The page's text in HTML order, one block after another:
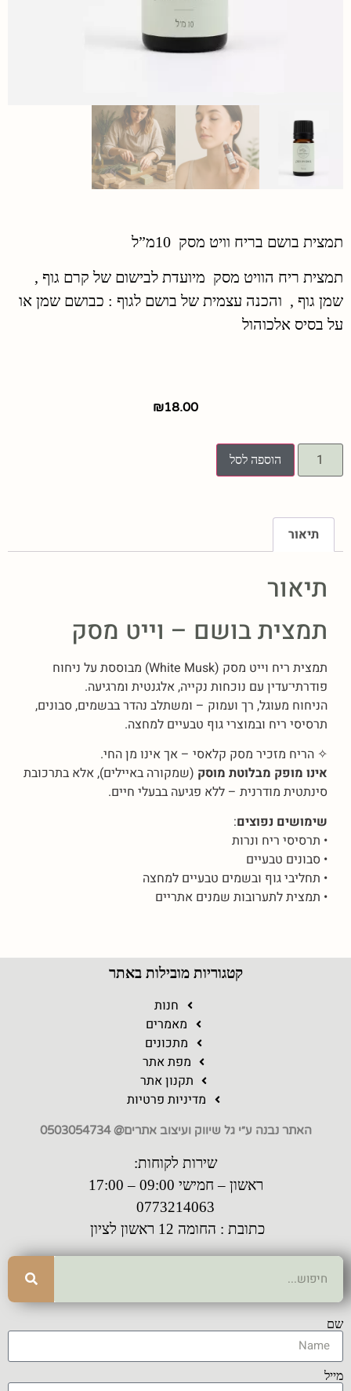
תמצית בושם בריח וויט מסק 10מ”ל
תמצית ריח הוויט מסק מיועדת לבישום של קרם גוף ,
שמן גוף , והכנה עצמית של בושם לגוף : כבושם שמן או
על בסיס אלכוהול
₪18.00
הוספה לסל
תיאור
תיאור
תמצית בושם – וייט מסק
תמצית ריח וייט מסק (White Musk) מבוססת על ניחוח
פודרתי־עדין עם נוכחות נקייה, אלגנטית ומרגיעה.
הניחוח מעוגל, רך ועמוק – ומשתלב נהדר בבשמים, סבונים,
תרסיסי ריח ובמוצרי גוף טבעיים למחצה.
✧ הריח מזכיר מסק קלאסי – אך אינו מן החי.
אינו מופק מבלוטת מוסק (שמקורה באיילים), אלא בתרכובת
סינתטית מודרנית – ללא פגיעה בבעלי חיים.
שימושים נפוצים:
• תרסיסי ריח ונרות
• סבונים טבעיים
• תחליבי גוף ובשמים טבעיים למחצה
• תמצית לתערובות שמנים אתריים
קטגוריות מובילות באתר
חנות
מאמרים
מתכונים
מפת אתר
תקנון אתר
מדיניות פרטיות
האתר נבנה ע״י גל שיווק ועיצוב אתרים@ 0503054734
שירות לקוחות:
ראשון – חמישי 09:00 – 17:00
0773214063
כתובת : החומה 12 ראשון לציון
שם
מייל